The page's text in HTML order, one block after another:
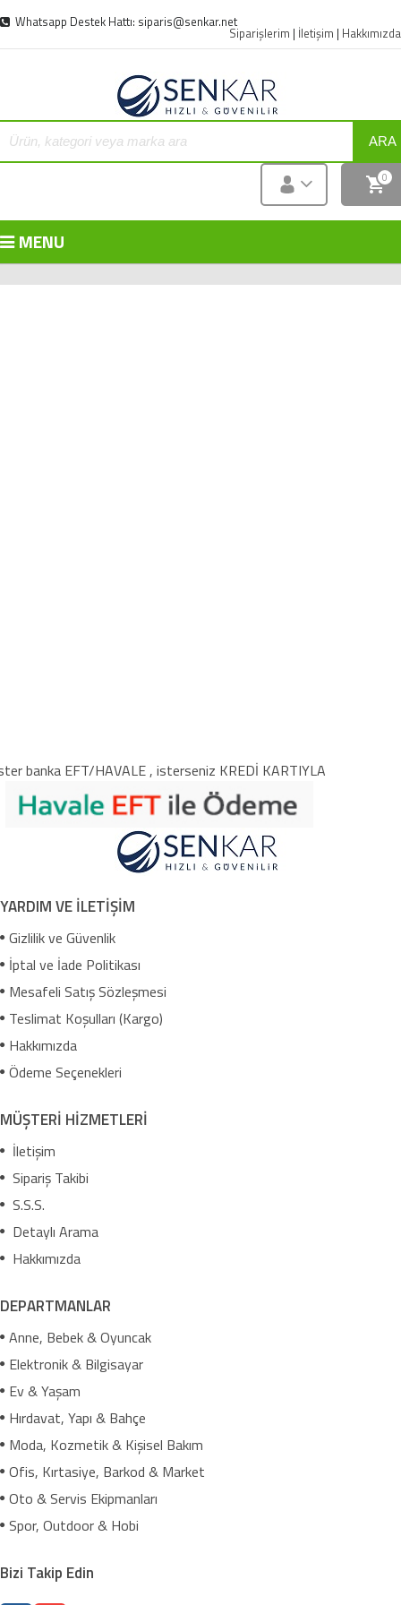
Whatsapp Destek Hattı: siparis@senkar.net
Siparişlerim | İletişim | Hakkımızda
ARA
0
MENU
banka EFT/HAVALE , isterseniz KREDİ KARTIYLA
YARDIM VE İLETİŞİM
Gizlilik ve Güvenlik
İptal ve İade Politikası
Mesafeli Satış Sözleşmesi
Teslimat Koşulları (Kargo)
Hakkımızda
Ödeme Seçenekleri
MÜŞTERİ HİZMETLERİ
İletişim
Sipariş Takibi
S.S.S.
Detaylı Arama
Hakkımızda
DEPARTMANLAR
Anne, Bebek & Oyuncak
Elektronik & Bilgisayar
Ev & Yaşam
Hırdavat, Yapı & Bahçe
Moda, Kozmetik & Kişisel Bakım
Ofis, Kırtasiye, Barkod & Market
Oto & Servis Ekipmanları
Spor, Outdoor & Hobi
Bizi Takip Edin